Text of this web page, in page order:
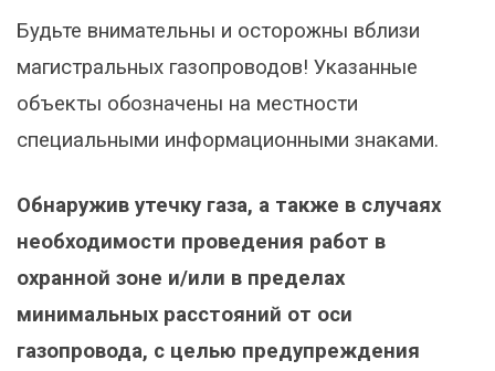
Будьте внимательны и осторожны вблизи
магистральных газопроводов! Указанные
объекты обозначены на местности
специальными информационными знаками.
Обнаружив утечку газа, а также в случаях
необходимости проведения работ в
охранной зоне и/или в пределах
минимальных расстояний от оси
газопровода, с целью предупреждения